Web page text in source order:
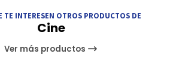
TE INTERESEN OTROS PRODUCTOS DE
Cine
Ver más productos